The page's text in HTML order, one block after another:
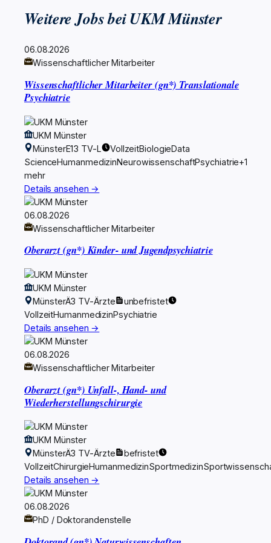
Weitere Jobs bei UKM Münster
06.08.2026
Wissenschaftlicher Mitarbeiter
Wissenschaftlicher Mitarbeiter (gn*) Translationale
Psychiatrie
UKM Münster
MünsterE13 TV-L VollzeitBiologieData
ScienceHumanmedizinNeurowissenschaftPsychiatrie+1
mehr
Details ansehen →
06.08.2026
Wissenschaftlicher Mitarbeiter
Oberarzt (gn*) Kinder- und Jugendpsychiatrie
UKM Münster
MünsterÄ3 TV-Ärzte
unbefristet
VollzeitHumanmedizinPsychiatrie
Details ansehen →
06.08.2026
Wissenschaftlicher Mitarbeiter
Oberarzt (gn*) Unfall-, Hand- und
Wiederherstellungschirurgie
UKM Münster
MünsterÄ3 TV-Ärzte
befristet
VollzeitChirurgieHumanmedizinSportmedizin
Details ansehen →
06.08.2026
PhD / Doktorandenstelle